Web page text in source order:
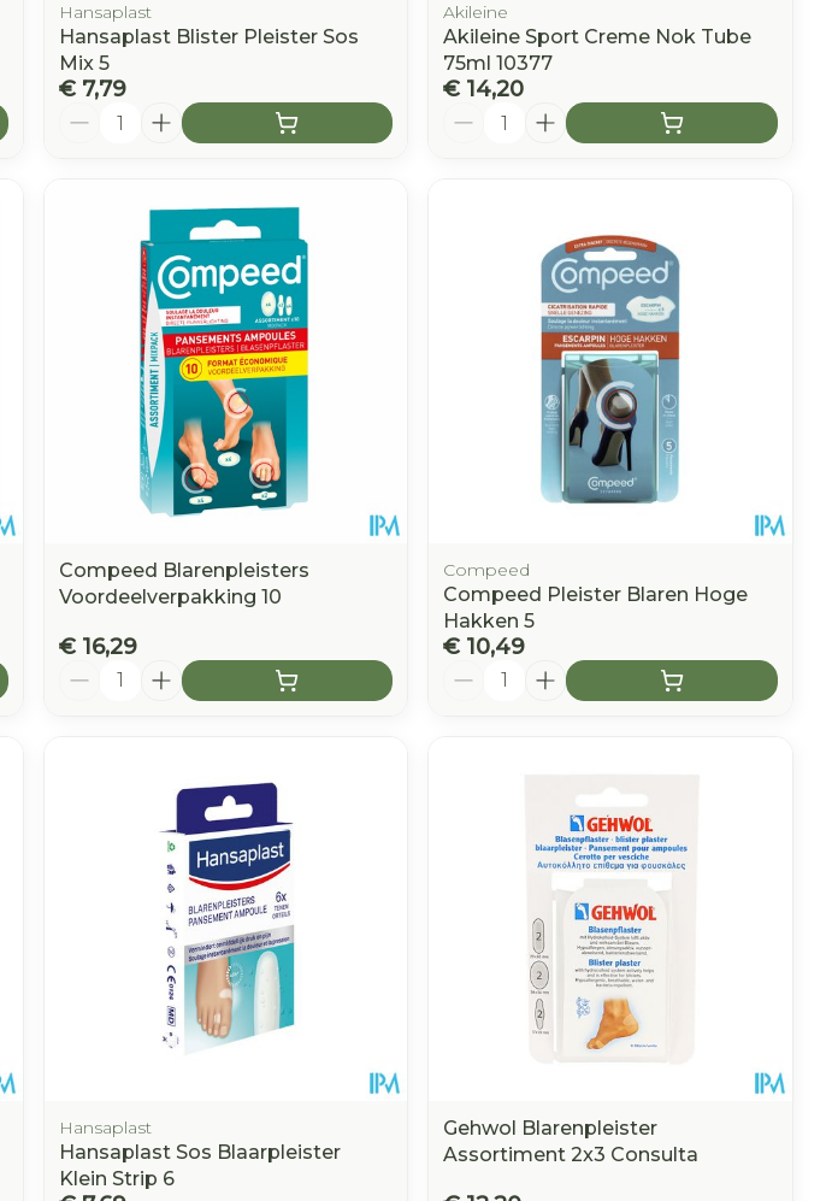
Hansaplast
Hansaplast Blister Pleister Sos
Mix 5
€ 7,79
Aantal
Akileine
Akileine Sport Creme Nok Tube
75ml 10377
€ 14,20
Aantal
Compeed Blarenpleisters
Voordeelverpakking 10
€ 16,29
Aantal
Compeed
Compeed Pleister Blaren Hoge
Hakken 5
€ 10,49
Aantal
Hansaplast
Hansaplast Sos Blaarpleister
Klein Strip 6
Gehwol Blarenpleister
Assortiment 2x3 Consulta